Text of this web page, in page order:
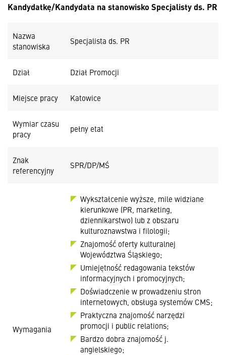
Kandydatkę/Kandydata na stanowisko Specjalisty ds. PR
Nazwa
stanowiska
Specjalista ds. PR
Dział Dział Promocji
Miejsce pracy Katowice
Wymiar czasu
pracy
pełny etat
Znak
referencyjny
SPR/DP/MŚ
Wymagania
Wykształcenie wyższe, mile widziane
kierunkowe (PR, marketing,
dziennikarstwo) lub z obszaru
kulturoznawstwa i filologii;
Znajomość oferty kulturalnej
Województwa Śląskiego;
Umiejętność redagowania tekstów
informacyjnych i promocyjnych;
Doświadczenie w prowadzeniu stron
internetowych, obsługa systemów CMS;
Praktyczna znajomość narzędzi
promocji i public relations;
Bardzo dobra znajomość j.
angielskiego;